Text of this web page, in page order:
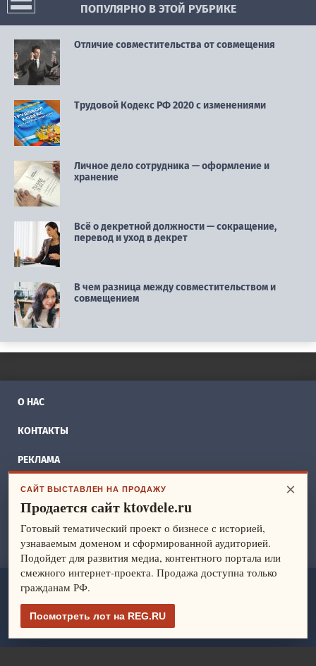
ПОПУЛЯРНО В ЭТОЙ РУБРИКЕ
Отличие совместительства от совмещения
Трудовой Кодекс РФ 2020 с изменениями
Личное дело сотрудника — оформление и
хранение
Всё о декретной должности — сокращение,
перевод и уход в декрет
В чем разница между совместительством и
совмещением
О НАС
КОНТАКТЫ
РЕКЛАМА
БИЗНЕС ИДЕИ
СПРАВОЧНИК
ФРАНШИЗЫ
ktovdele.ru— идеи и ведение бизнеса. Все права защищены.
© 2014-2026
Политика конфиденциальности
×
САЙТ ВЫСТАВЛЕН НА ПРОДАЖУ
Продается сайт ktovdele.ru
Готовый тематический проект о бизнесе с историей,
узнаваемым доменом и сформированной аудиторией.
Подойдет для развития медиа, контентного портала или
смежного интернет-проекта. Продажа доступна только
гражданам РФ.
Посмотреть лот на REG.RU